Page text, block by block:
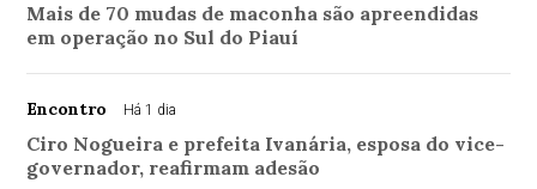
Mais de 70 mudas de maconha são apreendidas
em operação no Sul do Piauí
Encontro Há 1 dia
Ciro Nogueira e prefeita Ivanária, esposa do vice-
governador, reafirmam adesão